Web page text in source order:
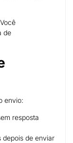
de
envio:
resposta
depois de enviar